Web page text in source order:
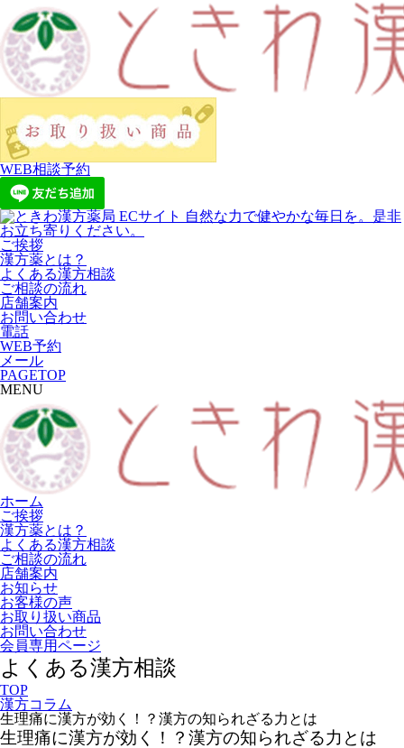
WEB相談予約
ご挨拶
漢方薬とは？
よくある漢方相談
ご相談の流れ
店舗案内
お問い合わせ
電話
WEB予約
メール
PAGETOP
MENU
ホーム
ご挨拶
漢方薬とは？
よくある漢方相談
ご相談の流れ
店舗案内
お知らせ
お客様の声
お取り扱い商品
お問い合わせ
会員専用ページ
よくある漢方相談
TOP
漢方コラム
生理痛に漢方が効く！？漢方の知られざる力とは
生理痛に漢方が効く！？漢方の知られざる力とは